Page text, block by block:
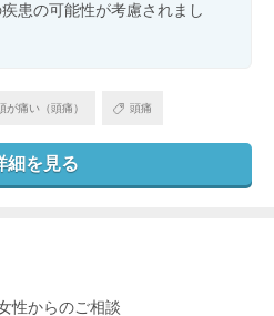
患の可能性が考慮されまし
が痛い（頭痛） 頭痛
細を見る
性からのご相談